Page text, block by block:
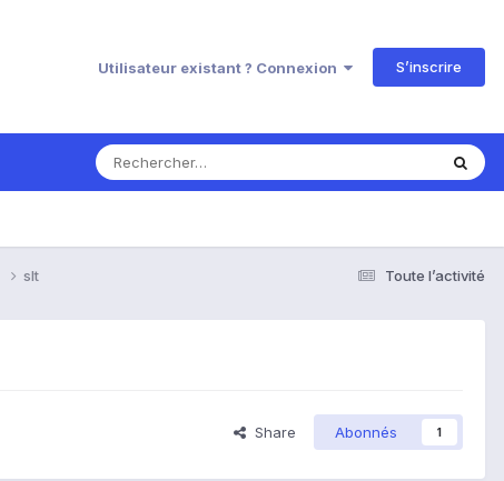
Utilisateur existant ? Connexion S’inscrire
Toute l’activité
slt
Share Abonnés 1